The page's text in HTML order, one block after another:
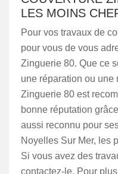
LES MOINS
Pour vos travaux de
pour vous de vous
Zinguerie 80. Que ce
une réparation ou une
Zinguerie 80 est
bonne réputation
aussi reconnu pour
Noyelles Sur Mer, les
Si vous avez des
contactez-le. Pour